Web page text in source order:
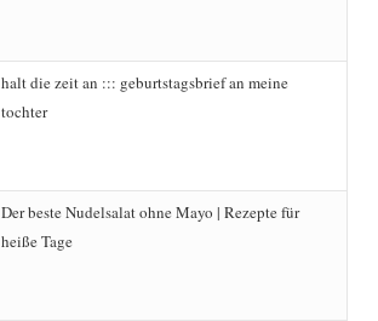
halt die zeit an ::: geburtstagsbrief an meine
tochter
Der beste Nudelsalat ohne Mayo | Rezepte für
heiße Tage